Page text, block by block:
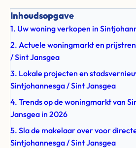
Inhoudsopgave
1. Uw woning verkopen in
2. Actuele woningmarkt en
/ Sint Jansgea
3. Lokale projecten en
Sintjohannesga / Sint Jansgea
4. Trends op de woningmarkt van
Jansgea in 2026
5. Sla de makelaar over voor
Sintjohannesga / Sint Jansgea